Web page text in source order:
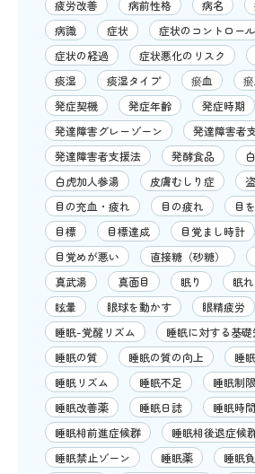
疲労改善
病前性格 病名
病識
症状
症状のコントロール
症状の経過
症状悪化のリスク
痰湿
痰湿タイプ 瘀血
発症契機
発症年齢 発症時期
発達障害グレーゾーン
発達障害者
発達障害者支援法
発酵食品 白
白虎加人参湯
皮膚むしり症
目の充血・疲れ
目の疲れ
目
目標
目標達成
目覚まし時計
目覚めが悪い
直接糖（砂糖）
真武湯
真面目 眠り 眠
眩暈
眼球を動かす 眼精疲労
睡眠-覚醒リズム
睡眠に対する基
睡眠の質
睡眠の質の向上
睡
睡眠リズム
睡眠不足
睡眠制
睡眠改善薬
睡眠日誌 睡眠時間
睡眠相前進症候群
睡眠相後退症候
睡眠禁止ゾーン
睡眠薬
睡眠